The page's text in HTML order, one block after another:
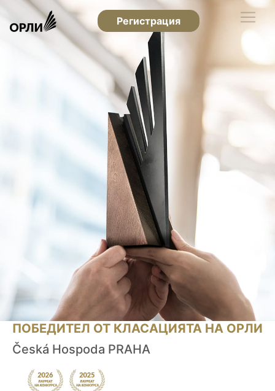
Регистрация
ПОБЕДИТЕЛ ОТ КЛАСАЦИЯТА НА ОРЛИ
Česká Hospoda PRAHA